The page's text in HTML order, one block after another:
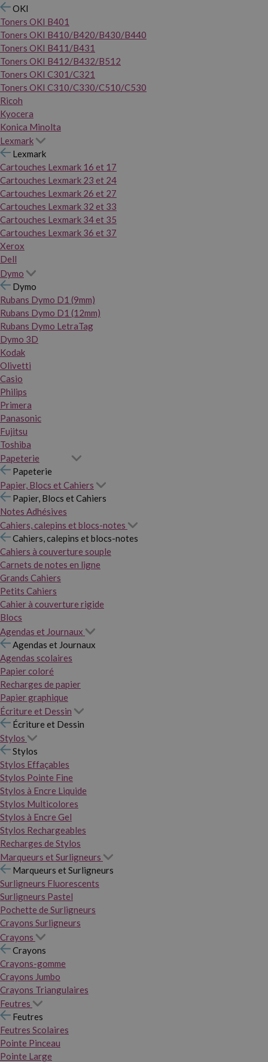
OKI
Toners OKI B401
Toners OKI B410/B420/B430/B440
Toners OKI B411/B431
Toners OKI B412/B432/B512
Toners OKI C301/C321
Toners OKI C310/C330/C510/C530
Ricoh
Kyocera
Konica Minolta
Lexmark
Lexmark
Cartouches Lexmark 16 et 17
Cartouches Lexmark 23 et 24
Cartouches Lexmark 26 et 27
Cartouches Lexmark 32 et 33
Cartouches Lexmark 34 et 35
Cartouches Lexmark 36 et 37
Xerox
Dell
Dymo
Dymo
Rubans Dymo D1 (9mm)
Rubans Dymo D1 (12mm)
Rubans Dymo LetraTag
Dymo 3D
Kodak
Olivetti
Casio
Philips
Primera
Panasonic
Fujitsu
Toshiba
Papeterie
Papeterie
Papier, Blocs et Cahiers
Papier, Blocs et Cahiers
Notes Adhésives
Cahiers, calepins et blocs-notes
Cahiers, calepins et blocs-notes
Cahiers à couverture souple
Carnets de notes en ligne
Grands Cahiers
Petits Cahiers
Cahier à couverture rigide
Blocs
Agendas et Journaux
Agendas et Journaux
Agendas scolaires
Papier coloré
Recharges de papier
Papier graphique
Écriture et Dessin
Écriture et Dessin
Stylos
Stylos
Stylos Effaçables
Stylos Pointe Fine
Stylos à Encre Liquide
Stylos Multicolores
Stylos à Encre Gel
Stylos Rechargeables
Recharges de Stylos
Marqueurs et Surligneurs
Marqueurs et Surligneurs
Surligneurs Fluorescents
Surligneurs Pastel
Pochette de Surligneurs
Crayons Surligneurs
Crayons
Crayons
Crayons-gomme
Crayons Jumbo
Crayons Triangulaires
Feutres
Feutres
Feutres Scolaires
Pointe Pinceau
Pointe Large